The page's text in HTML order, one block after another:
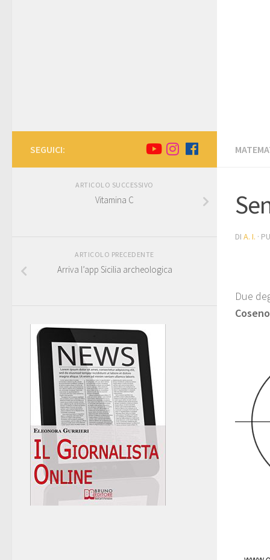
DI A. I. ·
Due
SEGUICI:
ARTICOLO SUCCESSIVO
Vitamina C
ARTICOLO PRECEDENTE
Arriva l’app Sicilia archeologica